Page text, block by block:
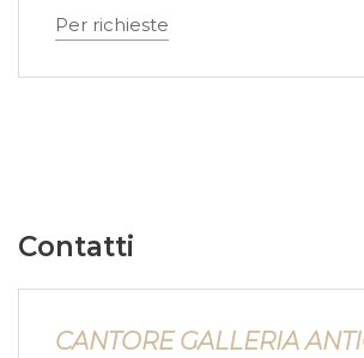
Per richieste
Contatti
CANTORE GALLERIA